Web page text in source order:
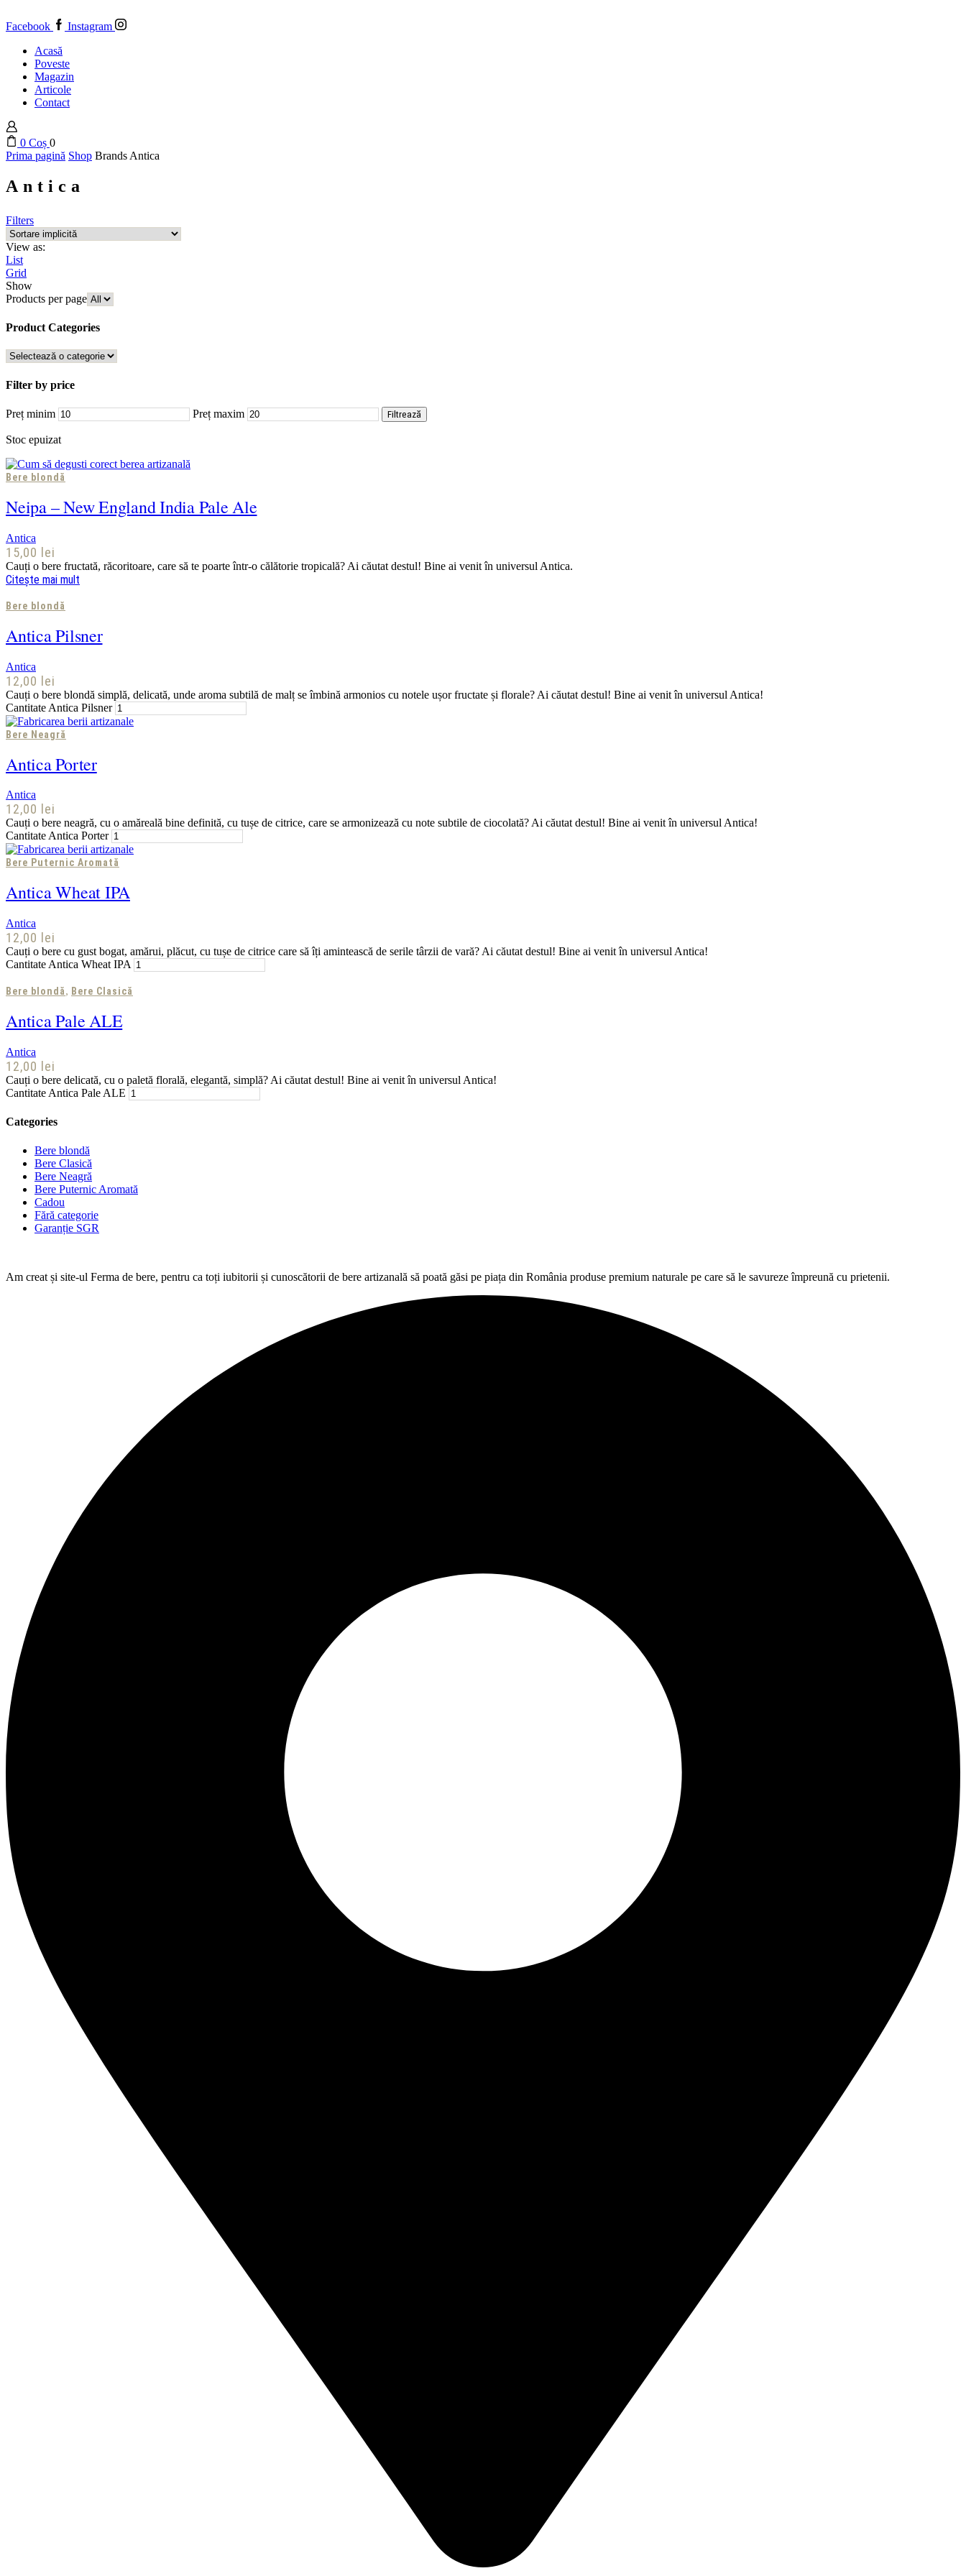
Facebook
Instagram
Acasă
Poveste
Magazin
Articole
Contact
0 Coș 0
Prima pagină Shop Brands Antica
Antica
Filters
View as:
List
Grid
Show
Products per page
Product Categories
Filter by price
Preț minim Preț maxim Filtrează
Stoc epuizat
Bere blondă
Neipa – New England India Pale Ale
Antica
15,00 lei
Cauți o bere fructată, răcoritoare, care să te poarte într-o călătorie tropicală? Ai căutat destul! Bine ai venit în universul Antica.
Citește mai mult
Bere blondă
Antica Pilsner
Antica
12,00 lei
Cauți o bere blondă simplă, delicată, unde aroma subtilă de malț se îmbină armonios cu notele ușor fructate și florale? Ai căutat destul! Bine ai venit în universul Antica!
Cantitate Antica Pilsner
Bere Neagră
Antica Porter
Antica
12,00 lei
Cauți o bere neagră, cu o amăreală bine definită, cu tușe de citrice, care se armonizează cu note subtile de ciocolată? Ai căutat destul! Bine ai venit în universul Antica!
Cantitate Antica Porter
Bere Puternic Aromată
Antica Wheat IPA
Antica
12,00 lei
Cauți o bere cu gust bogat, amărui, plăcut, cu tușe de citrice care să îți amintească de serile târzii de vară? Ai căutat destul! Bine ai venit în universul Antica!
Cantitate Antica Wheat IPA
Bere blondă, Bere Clasică
Antica Pale ALE
Antica
12,00 lei
Cauți o bere delicată, cu o paletă florală, elegantă, simplă? Ai căutat destul! Bine ai venit în universul Antica!
Cantitate Antica Pale ALE
Categories
Bere blondă
Bere Clasică
Bere Neagră
Bere Puternic Aromată
Cadou
Fără categorie
Garanție SGR
Am creat și site-ul Ferma de bere, pentru ca toți iubitorii și cunoscătorii de bere artizanală să poată găsi pe piața din România produse premium naturale pe care să le savureze împreună cu prietenii.